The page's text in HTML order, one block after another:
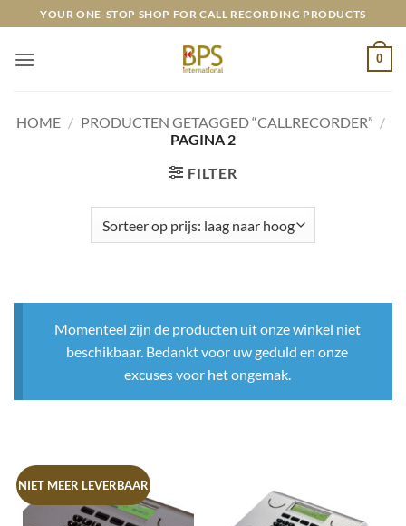
naar
inhoud
YOUR ONE-STOP SHOP FOR CALL RECORDING PRODUCTS
0
HOME / PRODUCTEN GETAGGED “CALLRECORDER” /
PAGINA 2
FILTER
Momenteel zijn de producten uit onze winkel niet
beschikbaar. Bedankt voor uw geduld en onze
excuses voor het ongemak.
NIET MEER LEVERBAAR